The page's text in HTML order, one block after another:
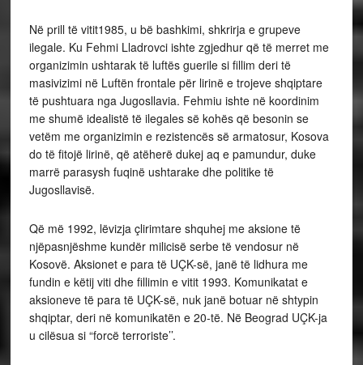
Në prill të vitit1985, u bë bashkimi, shkrirja e grupeve
ilegale. Ku Fehmi Lladrovci ishte zgjedhur që të merret me
organizimin ushtarak të luftës guerile si fillim deri të
masivizimi në Luftën frontale për lirinë e trojeve shqiptare
të pushtuara nga Jugosllavia. Fehmiu ishte në koordinim
me shumë idealistë të ilegales së kohës që besonin se
vetëm me organizimin e rezistencës së armatosur, Kosova
do të fitojë lirinë, që atëherë dukej aq e pamundur, duke
marrë parasysh fuqinë ushtarake dhe politike të
Jugosllavisë.
Që më 1992, lëvizja çlirimtare shquhej me aksione të
njëpasnjëshme kundër milicisë serbe të vendosur në
Kosovë. Aksionet e para të UÇK-së, janë të lidhura me
fundin e këtij viti dhe fillimin e vitit 1993. Komunikatat e
aksioneve të para të UÇK-së, nuk janë botuar në shtypin
shqiptar, deri në komunikatën e 20-të. Në Beograd UÇK-ja
u cilësua si “forcë terroriste’’.